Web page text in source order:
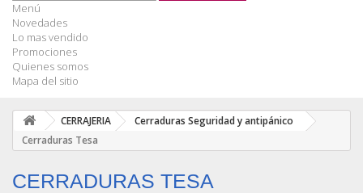
Menú
Novedades
Lo mas vendido
Promociones
Quienes somos
Mapa del sitio
CERRAJERIA
Cerraduras Seguridad y antipánico
Cerraduras Tesa
CERRADURAS TESA